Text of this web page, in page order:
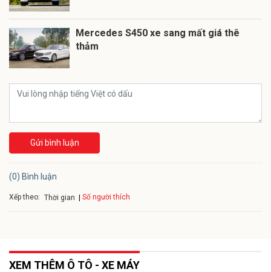
Mercedes S450 xe sang mất giá thê
thảm
Gửi bình luận
(0) Bình luận
Xếp theo: Thời gian Số người thích
XEM THÊM Ô TÔ - XE MÁY